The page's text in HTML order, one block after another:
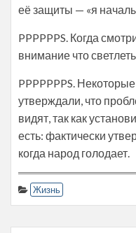
её защиты — «я
PPPPPPS. Когда
внимание что
PPPPPPPS.
утверждали, что
видят, так как
есть: фактически
когда народ голодает.
Жизнь